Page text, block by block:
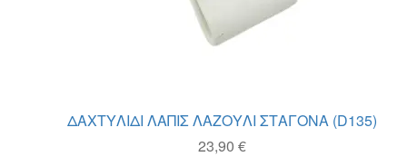
ΔΑΧΤΥΛΙΔΙ ΛΑΠΙΣ ΛΑΖΟΥΛΙ ΣΤΑΓΟΝΑ (D135)
23,90 €